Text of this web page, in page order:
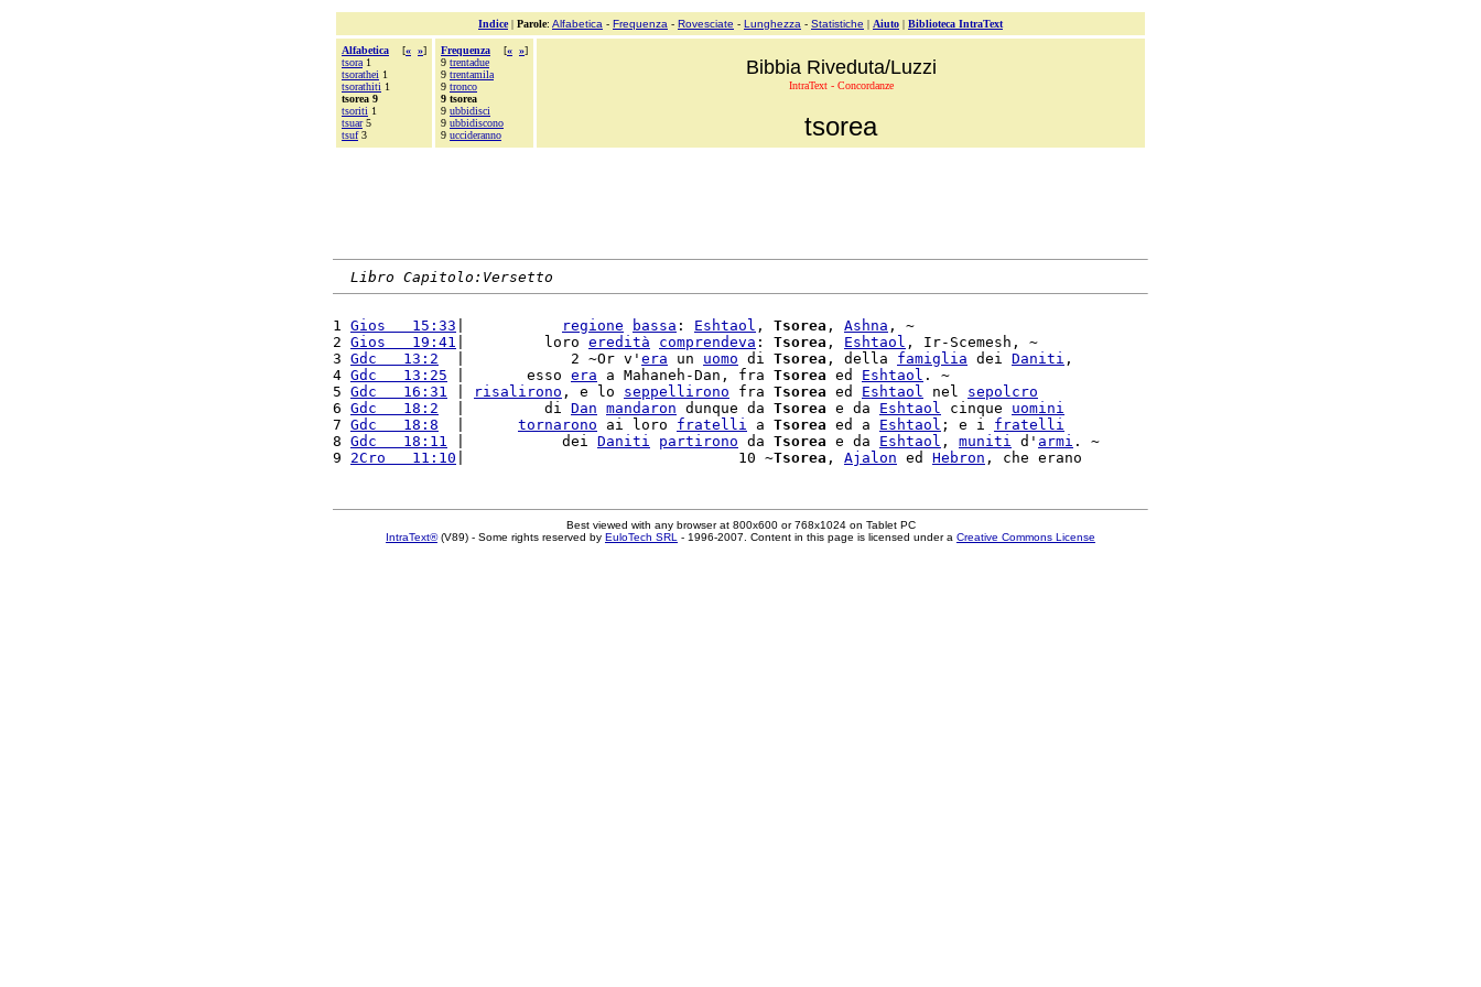
Indice| Parole: Alfabetica - Frequenza - Rovesciate - Lunghezza - Statistiche | Aiuto | Biblioteca IntraText
Alfabetica [« »]
tsora 1
tsorathei 1
tsorathiti 1
tsorea 9
tsoriti 1
tsuar5
tsuf3
Frequenza [« »]
9 trentadue
9 trentamila
9 tronco
9 tsorea
9 ubbidisci
9 ubbidiscono
9 uccideranno
Bibbia Riveduta/Luzzi
IntraText - Concordanze
tsorea
Libro Capitolo:Versetto
1 Gios   15:33 regione bassa : Eshtaol , Tsorea , Ashna , ~
2 Gios   19:41 |         loro eredità comprendeva : Tsorea , Eshtaol , Ir-Scemesh, ~
3 Gdc   13:2
  |            2 ~Or v'
era un uomo di Tsorea , della famiglia dei Daniti ,
4 Gdc   13:25 |       esso era a Mahaneh-Dan, fra Tsorea ed Eshtaol . ~
5 Gdc   16:31 risalirono , e lo seppellirono fra Tsorea ed Eshtaol nel sepolcro
6 Gdc   18:2
  |         di
Dan mandaron dunque da Tsorea e da Eshtaol cinque uomini
7 Gdc   18:8 tornarono ai loro fratelli a Tsorea ed a Eshtaol ; e i fratelli
8 Gdc   18:11 |           dei Daniti partirono da Tsorea e da Eshtaol , muniti d' armi . ~
9 2Cro   11:10 |                               10 ~Tsorea , Ajalon ed Hebron
Best viewed with any browser at 800x600 or 768x1024 on Tablet PC
IntraText®(V89) - Some rights reserved by EuloTech SRL - 1996-2007. Content in this page is licensed under a Creative Commons License